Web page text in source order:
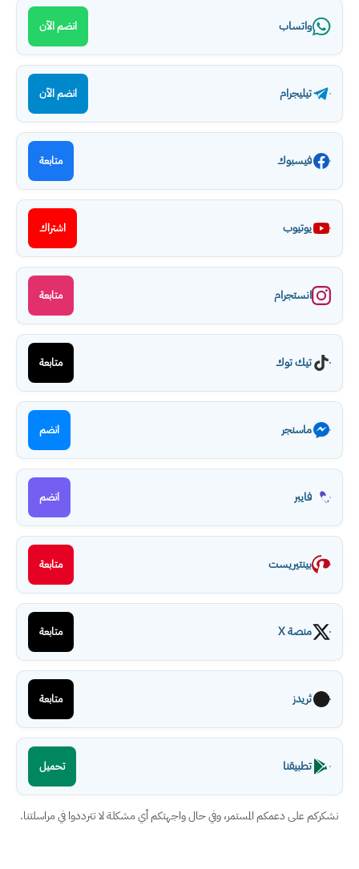
واتساب انضم الآن
تيليجرام انضم الآن
فيسبوك متابعة
يوتيوب اشتراك
انستجرام متابعة
تيك توك متابعة
ماسنجر انضم
فايبر انضم
بينتيريست متابعة
منصة X متابعة
ثريدز متابعة
تطبيقنا تحميل
نشكركم على دعمكم المستمر، وفي حال واجهتكم أي مشكلة لا تترددوا في مراسلتنا.